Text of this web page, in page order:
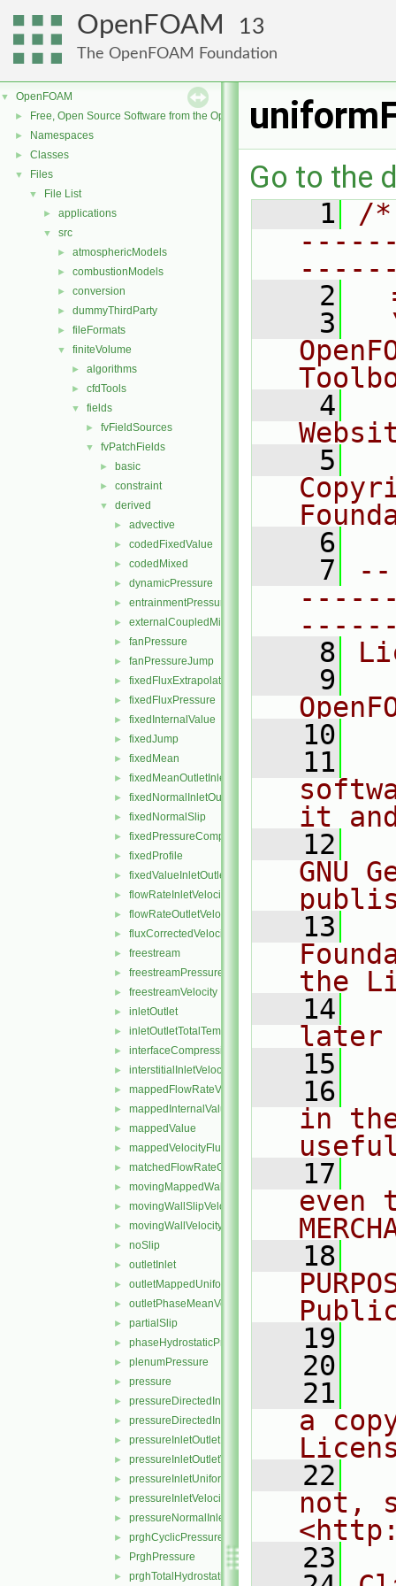
OpenFOAM 13
The OpenFOAM Foundation
▼ OpenFOAM
► Free, Open Source Software from the OpenFOAM Foundation
► Namespaces
► Classes
▼ Files
▼ File List
► applications
▼ src
► atmosphericModels
► combustionModels
► conversion
► dummyThirdParty
► fileFormats
▼ finiteVolume
► algorithms
► cfdTools
▼ fields
► fvFieldSources
▼ fvPatchFields
► basic
► constraint
▼ derived
► advective
► codedFixedValue
► codedMixed
► dynamicPressure
► entrainmentPressure
► externalCoupledMixed
► fanPressure
► fanPressureJump
► fixedFluxExtrapolatedPressure
► fixedFluxPressure
► fixedInternalValue
► fixedJump
► fixedMean
► fixedMeanOutletInlet
► fixedNormalInletOutletVelocity
► fixedNormalSlip
► fixedPressureCompressibleDensity
► fixedProfile
► fixedValueInletOutlet
► flowRateInletVelocity
► flowRateOutletVelocity
► fluxCorrectedVelocity
► freestream
► freestreamPressure
► freestreamVelocity
► inletOutlet
► inletOutletTotalTemperature
► interfaceCompression
► interstitialInletVelocity
► mappedFlowRateVelocity
► mappedInternalValue
► mappedValue
► mappedVelocityFlux
► matchedFlowRateOutletVelocity
► movingMappedWallVelocity
► movingWallSlipVelocity
► movingWallVelocity
► noSlip
► outletInlet
► outletMappedUniformInlet
► outletPhaseMeanVelocity
► partialSlip
► phaseHydrostaticPressure
► plenumPressure
► pressure
► pressureDirectedInletOutletVelocity
► pressureDirectedInletVelocity
► pressureInletOutletParSlipVelocity
► pressureInletOutletVelocity
► pressureInletUniformVelocity
► pressureInletVelocity
► pressureNormalInletOutletVelocity
► prghCyclicPressure
► PrghPressure
► prghTotalHydrostaticPressure
Go to the
    1
/
    2
    3
    4
    5
    6
    7
    8
    9
   10
   11
it
   12
GNU
   13
the
   14
later
   15
   16
in
   17
even
   18
   19
   20
   21
a
   22
not,
   23